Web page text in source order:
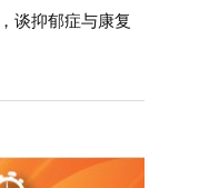
谈抑郁症与康复